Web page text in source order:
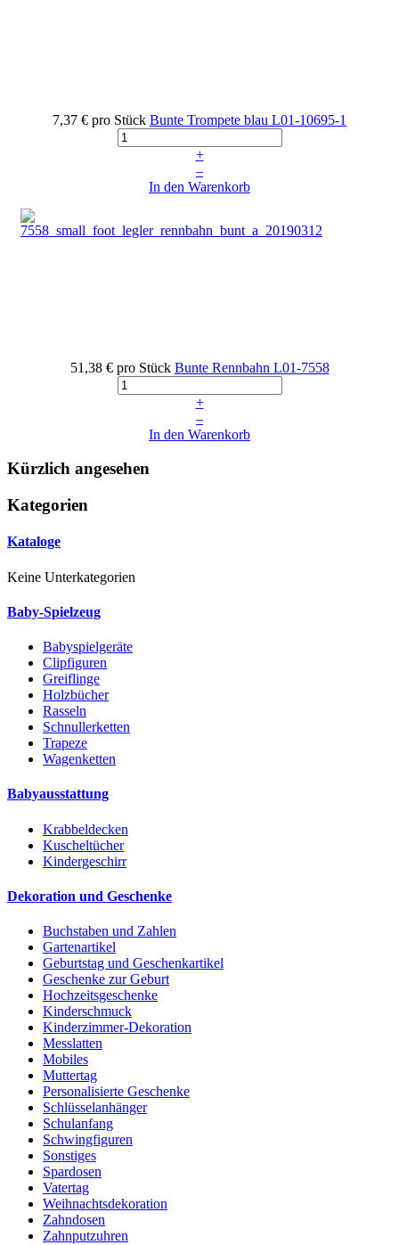
7,37 € pro Stück Bunte Trompete blau L01-10695-1
+
–
In den Warenkorb
51,38 € pro Stück Bunte Rennbahn L01-7558
+
–
In den Warenkorb
Kürzlich angesehen
Kategorien
Kataloge
Keine Unterkategorien
Baby-Spielzeug
Babyspielgeräte
Clipfiguren
Greiflinge
Holzbücher
Rasseln
Schnullerketten
Trapeze
Wagenketten
Babyausstattung
Krabbeldecken
Kuscheltücher
Kindergeschirr
Dekoration und Geschenke
Buchstaben und Zahlen
Gartenartikel
Geburtstag und Geschenkartikel
Geschenke zur Geburt
Hochzeitsgeschenke
Kinderschmuck
Kinderzimmer-Dekoration
Messlatten
Mobiles
Muttertag
Personalisierte Geschenke
Schlüsselanhänger
Schulanfang
Schwingfiguren
Sonstiges
Spardosen
Vatertag
Weihnachtsdekoration
Zahndosen
Zahnputzuhren